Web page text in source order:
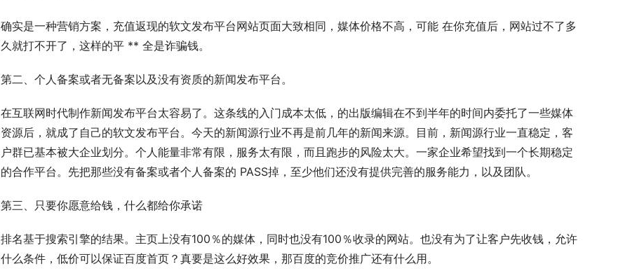
确实是一种营销方案，充值返现的软文发布平台网站页面大致相同，媒体价格不高，可能 在你充值后，网站过不了多
久就打不开了，这样的平 ** 全是诈骗钱。
第二、个人备案或者无备案以及没有资质的新闻发布平台。
在互联网时代制作新闻发布平台太容易了。这条线的入门成本太低，的出版编辑在不到半年的时间内委托了一些媒体
资源后，就成了自己的软文发布平台。今天的新闻源行业不再是前几年的新闻来源。目前，新闻源行业一直稳定，客
户群已基本被大企业划分。个人能量非常有限，服务太有限，而且跑步的风险太大。一家企业希望找到一个长期稳定
的合作平台。先把那些没有备案或者个人备案的 PASS掉，至少他们还没有提供完善的服务能力，以及团队。
第三、只要你愿意给钱，什么都给你承诺
排名基于搜索引擎的结果。主页上没有100％的媒体，同时也没有100％收录的网站。也没有为了让客户先收钱，允许
什么条件，低价可以保证百度首页？真要是这么好效果，那百度的竞价推广还有什么用。